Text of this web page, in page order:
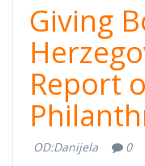
Giving
Report
OD:Danijela 0